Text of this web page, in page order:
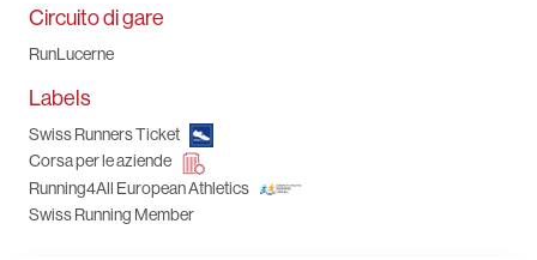
Circuito di gare
RunLucerne
Labels
Swiss Runners Ticket
Corsa per le aziende
Running4All European Athletics
Swiss Running Member